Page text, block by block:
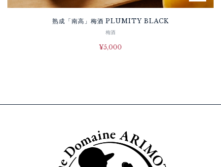
熟成「南高」梅酒 PLUMITY BLACK
梅酒
¥5,000